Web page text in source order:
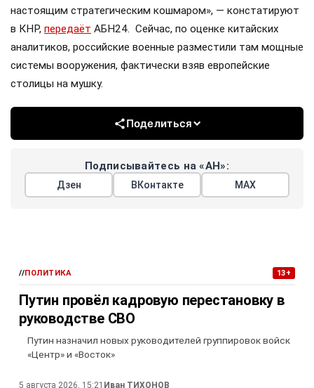
настоящим стратегическим кошмаром», — констатируют
в КНР, передаёт АБН24. Сейчас, по оценке китайских
аналитиков, российские военные разместили там мощные
системы вооружения, фактически взяв европейские
столицы на мушку.
Поделиться
Подписывайтесь на «АН»:
Дзен ВКонтакте МАХ
//ПОЛИТИКА 13+
Путин провёл кадровую перестановку в
руководстве СВО
Путин назначил новых руководителей группировок войск
«Центр» и «Восток»
5 августа 2026, 15:21 Иван ТИХОНОВ